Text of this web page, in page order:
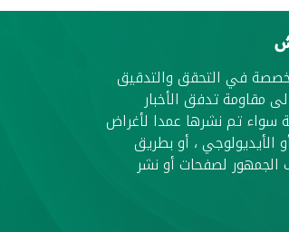
في التحقق والتدقيق
مقاومة تدفق الأخبار
سواء تم نشرها عمدا لأغراض
الأيديولوجي ، أو بطريق
الجمهور لصفحات أو نشر